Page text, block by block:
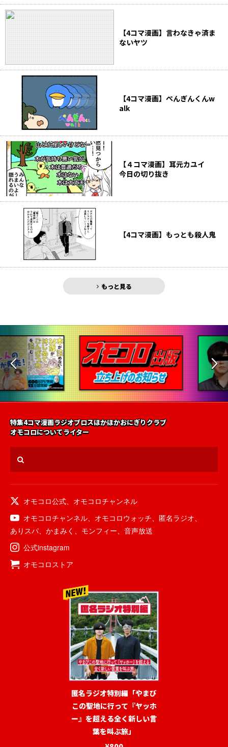
【4コマ漫画】言わなきゃ済ま
ないヤツ
【4コマ漫画】ぺんぎんくんw
alk
【４コマ漫画】耳元カユイ
今日の切り抜き
【4コマ漫画】もっとも殺人鬼
もっと見る
特集4コマ漫画ラジオブロスほかほかおにぎりクラブ
オモコロについてライター
オモコロ公式
オモコロチャンネル
オモコロチャンネル
オモコロウォッチ 匿名ラジオ
ありスパ
かまみく モンフィー
音声放送
公式instagram
オモコロストア
匿名ラジオ特別編「やまび
この聖地に行って『ヤッホ
ー』を超える全く新しい言
葉を叫ぶ旅」